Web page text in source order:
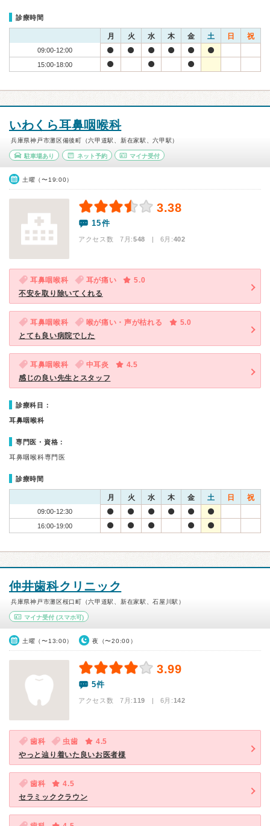
診療時間
月 火 水 木 金 土 日 祝
09:00-12:00
15:00-18:00
いわくら耳鼻咽喉科
兵庫県神戸市灘区備後町（六甲道駅、新在家駅、六甲駅）
駐車場あり ネット予約 マイナ受付
土曜（〜19:00）
3.38
15件
アクセス数 7月:548 | 6月:402
耳鼻咽喉科 耳が痛い
5.0
不安を取り除いてくれる
耳鼻咽喉科 喉が痛い・声が枯れる
5.0
とても良い病院でした
耳鼻咽喉科 中耳炎
4.5
感じの良い先生とスタッフ
診療科目：
耳鼻咽喉科
専門医・資格：
耳鼻咽喉科専門医
診療時間
月 火 水 木 金 土 日 祝
09:00-12:30
16:00-19:00
仲井歯科クリニック
兵庫県神戸市灘区桜口町（六甲道駅、新在家駅、石屋川駅）
マイナ受付 (スマホ可)
土曜（〜13:00） 夜（〜20:00）
3.99
5件
アクセス数 7月:119 | 6月:142
歯科 虫歯
4.5
やっと辿り着いた良いお医者様
歯科
4.5
セラミッククラウン